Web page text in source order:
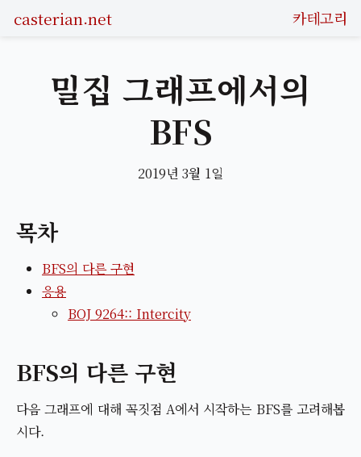
casterian.net 카테고리
밀집 그래프에서의
BFS
2019년 3월 1일
목차
BFS의 다른 구현
응용
BOJ 9264:: Intercity
BFS의 다른 구현
다음 그래프에 대해 꼭짓점 A에서 시작하는 BFS를 고려해봅
시다.